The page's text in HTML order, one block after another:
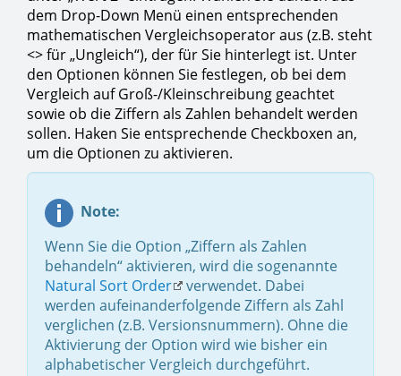
dem Drop-Down Menü einen entsprechenden
mathematischen Vergleichsoperator aus (z.B. steht
<> für „Ungleich“), der für Sie hinterlegt ist. Unter
den Optionen können Sie festlegen, ob bei dem
Vergleich auf Groß-/Kleinschreibung geachtet
sowie ob die Ziffern als Zahlen behandelt werden
sollen. Haken Sie entsprechende Checkboxen an,
um die Optionen zu aktivieren.
Note:
Wenn Sie die Option „Ziffern als Zahlen
behandeln“ aktivieren, wird die sogenannte
Natural Sort Order
verwendet. Dabei
werden aufeinanderfolgende Ziffern als Zahl
verglichen (z.B. Versionsnummern). Ohne die
Aktivierung der Option wird wie bisher ein
alphabetischer Vergleich durchgeführt.